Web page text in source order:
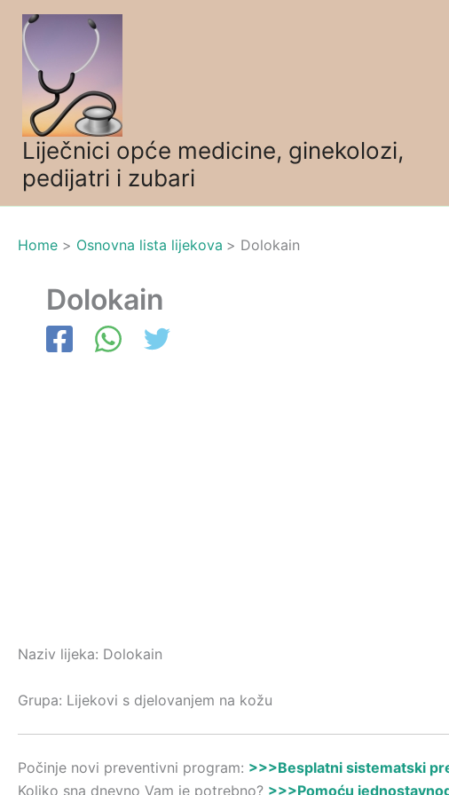
Skip
content
Liječnici opće medicine, ginekolozi,
pedijatri i zubari
Home Osnovna lista lijekova Dolokain
Dolokain
Naziv lijeka: Dolokain
Grupa: Lijekovi s djelovanjem na kožu
Počinje novi preventivni program: >>>Besplatni sistematski
Koliko sna dnevno Vam je potrebno? >>>Pomoću